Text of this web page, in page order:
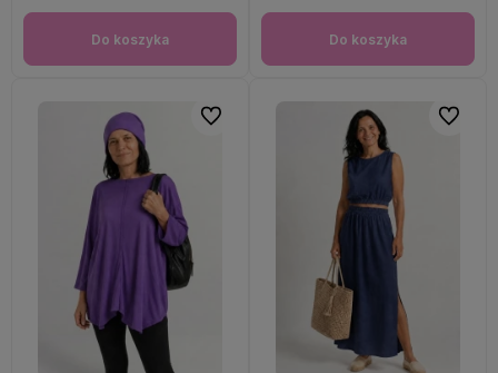
Do koszyka Do koszyka
Do ulubionych Do